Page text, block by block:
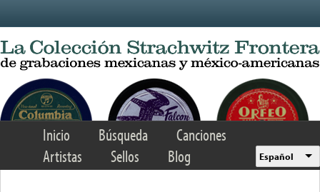
Inicio Búsqueda
Canciones
Artistas
Sellos Blog Español